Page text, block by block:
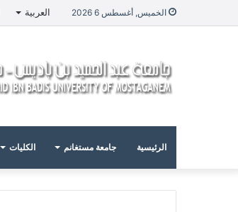
الخميس, أغسطس 6 2026 العربية
الرئيسية جامعة مستغانم الكليات